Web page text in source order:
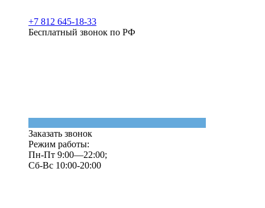
+7 812 645-18-33
Бесплатный звонок по РФ
Заказать звонок
Режим работы:
Пн-Пт 9:00—22:00;
Сб-Вс 10:00-20:00